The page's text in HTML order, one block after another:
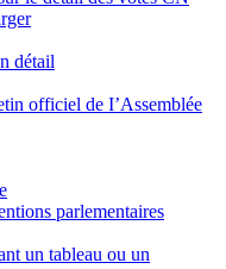
détail
officiel de I’Assemblée
parlementaires
un tableau ou un